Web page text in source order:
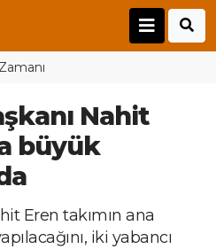
Nahit
büyük
Eren takımın ana
iki yabancı